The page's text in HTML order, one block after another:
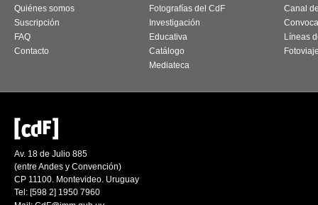
Quiénes somos
Suscripción
FAQ
Contacto
Fotografías del CdF
Investigación
Educativa
Catálogo
Mediateca
Canal
Líneas
Av. 18 de Julio 885
(entre Andes y Convención)
CP 11100. Montevideo. Uruguay
Tel: [598 2] 1950 7960